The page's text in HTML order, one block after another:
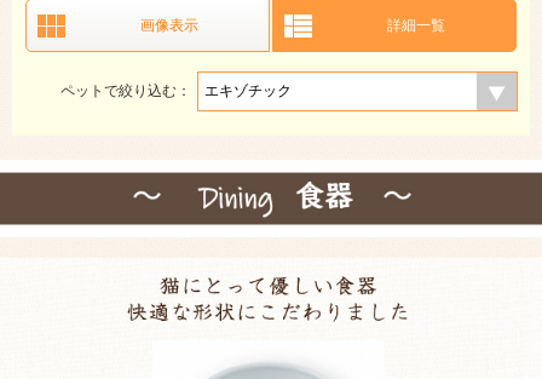
画像表示 詳細一覧
ペットで絞り込む：